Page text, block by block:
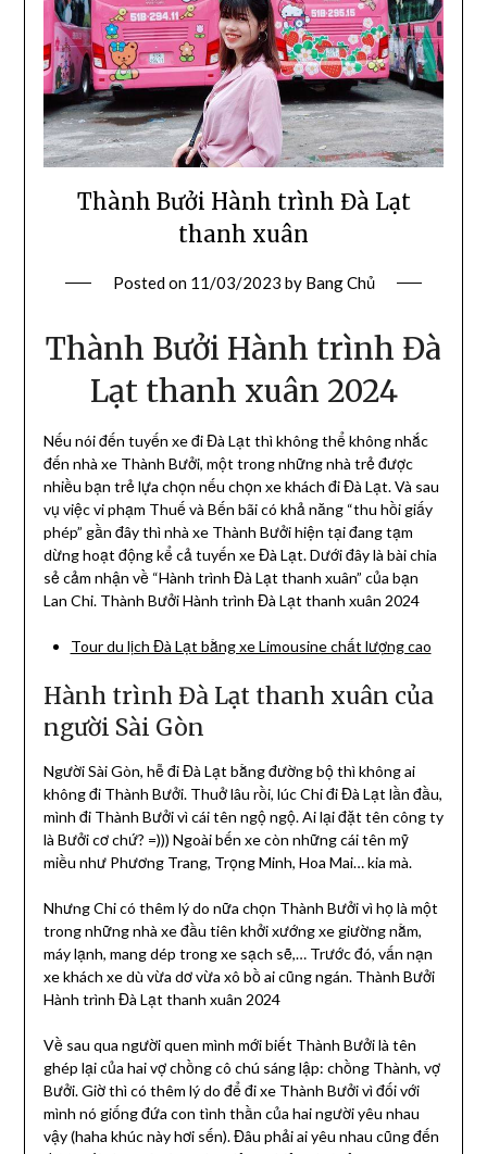
Thành Bưởi Hành trình Đà Lạt
thanh xuân
Posted on 11/03/2023 by Bang Chủ
Thành Bưởi Hành trình Đà
Lạt thanh xuân 2024
Nếu nói đến tuyến xe đi Đà Lạt thì không thể không nhắc
đến nhà xe Thành Bưởi, một trong những nhà trẻ được
nhiều bạn trẻ lựa chọn nếu chọn xe khách đi Đà Lạt. Và sau
vụ việc vi phạm Thuế và Bến bãi có khả năng “thu hồi giấy
phép” gần đây thì nhà xe Thành Bưởi hiện tại đang tạm
dừng hoạt động kể cả tuyến xe Đà Lạt. Dưới đây là bài chia
sẻ cảm nhận về “Hành trình Đà Lạt thanh xuân” của bạn
Lan Chi. Thành Bưởi Hành trình Đà Lạt thanh xuân 2024
Tour du lịch Đà Lạt bằng xe Limousine chất lượng cao
Hành trình Đà Lạt thanh xuân của
người Sài Gòn
Người Sài Gòn, hễ đi Đà Lạt bằng đường bộ thì không ai
không đi Thành Bưởi. Thuở lâu rồi, lúc Chi đi Đà Lạt lần đầu,
mình đi Thành Bưởi vì cái tên ngộ ngộ. Ai lại đặt tên công ty
là Bưởi cơ chứ? =))) Ngoài bến xe còn những cái tên mỹ
miều như Phương Trang, Trọng Minh, Hoa Mai… kia mà.
Nhưng Chi có thêm lý do nữa chọn Thành Bưởi vì họ là một
trong những nhà xe đầu tiên khởi xướng xe giường nằm,
máy lạnh, mang dép trong xe sạch sẽ,… Trước đó, vấn nạn
xe khách xe dù vừa dơ vừa xô bồ ai cũng ngán. Thành Bưởi
Hành trình Đà Lạt thanh xuân 2024
Về sau qua người quen mình mới biết Thành Bưởi là tên
ghép lại của hai vợ chồng cô chú sáng lập: chồng Thành, vợ
Bưởi. Giờ thì có thêm lý do để đi xe Thành Bưởi vì đối với
mình nó giống đứa con tình thần của hai người yêu nhau
vậy (haha khúc này hơi sến). Đâu phải ai yêu nhau cũng đến